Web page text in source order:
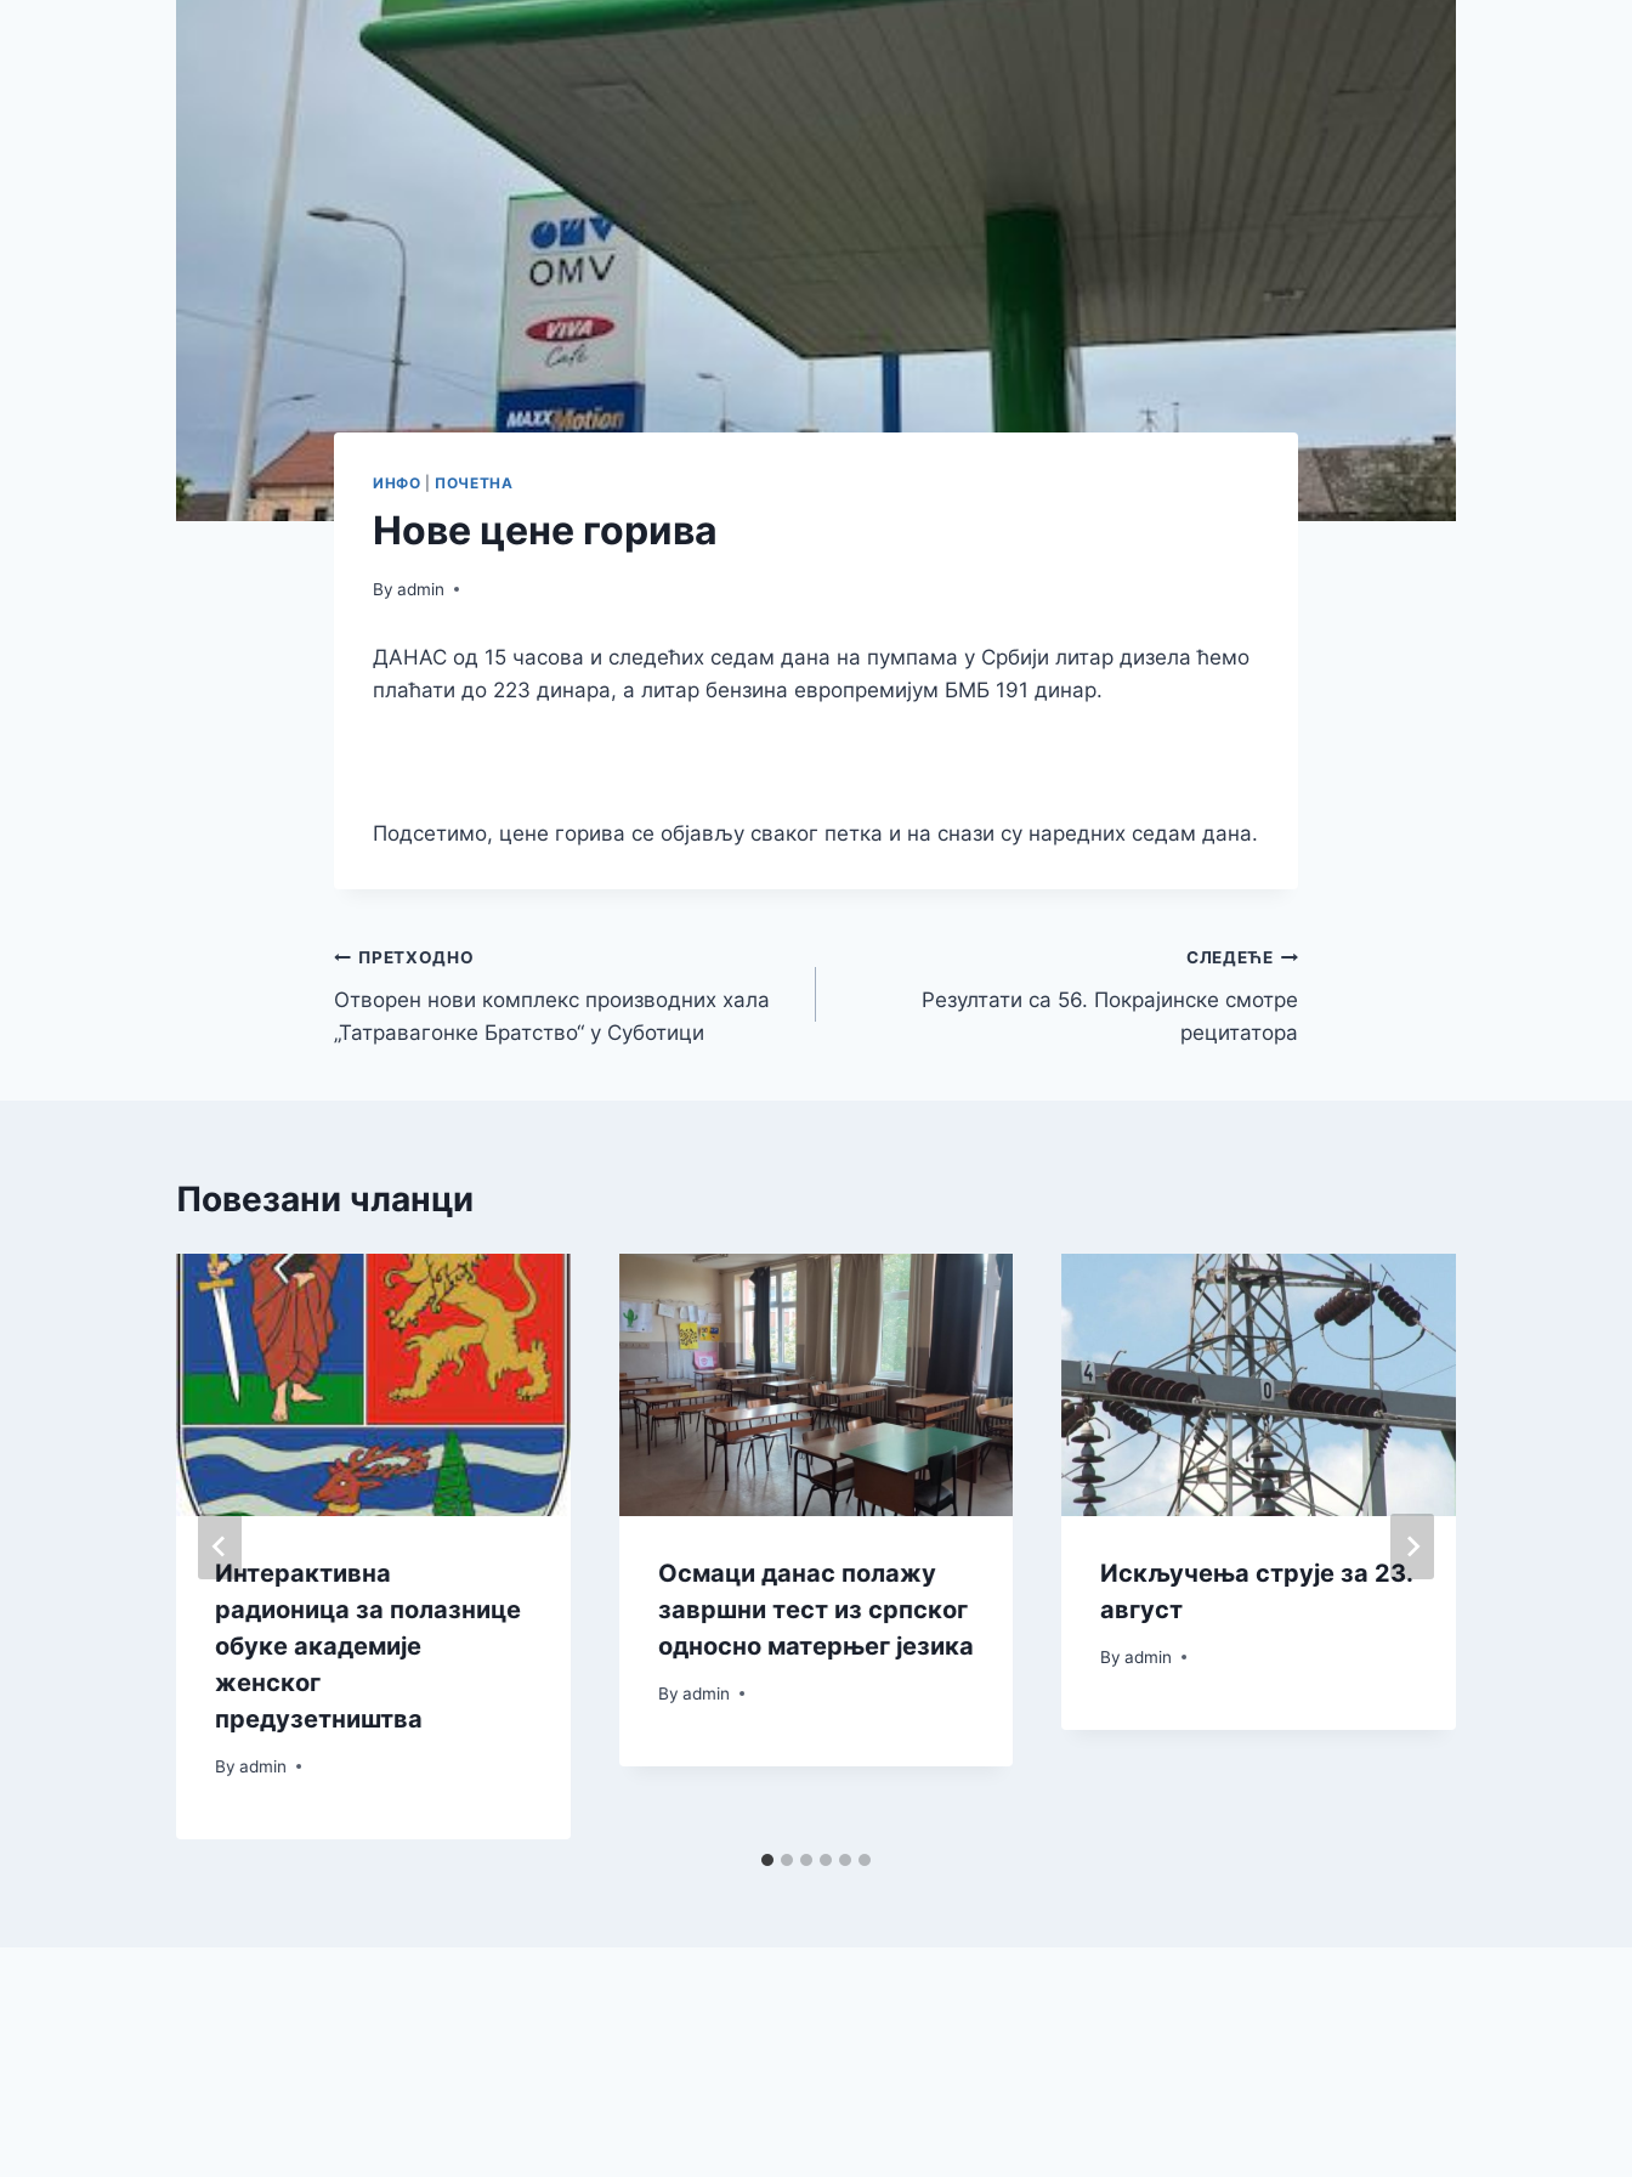
ИНФО ПОЧЕТНА
Нове цене горива
By admin
ДАНАС од 15 часова и следећих седам дана на пумпама у Србији литар дизела ћемо
плаћати до 223 динара, а литар бензина европремијум БМБ 191 динар.
Подсетимо, цене горива се објављу сваког петка и на снази су наредних седам дана.
Кретање
чланка
ПРЕТХОДНО
Отворен нови комплекс производних хала
„Татравагонке Братство“ у Суботици
СЛЕДЕЋЕ
Резултати са 56. Покрајинске смотре
рецитатора
Повезани чланци
Интерактивна
радионица за полазнице
обуке академије
женског
предузетништва
By admin
Осмаци данас полажу
завршни тест из српског
односно матерњег језика
By admin
Искључења струје за 23.
август
By admin